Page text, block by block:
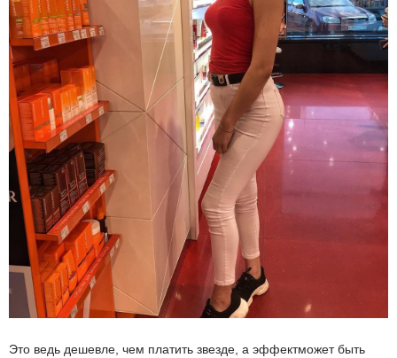
Это ведь дешевле, чем платить звезде, а эффектможет быть